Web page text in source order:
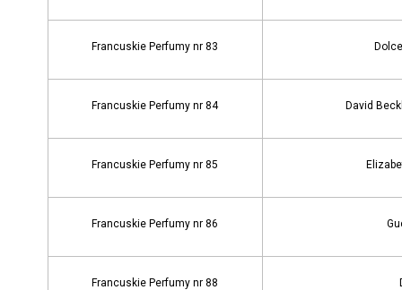
Francuskie Perfumy nr 83
Francuskie Perfumy nr 84 David
Francuskie Perfumy nr 85
Francuskie Perfumy nr 86
Francuskie Perfumy nr 88